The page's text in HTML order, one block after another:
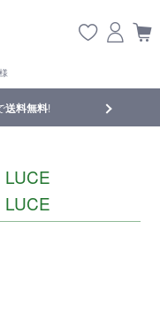
様
送料無料! 【重要】